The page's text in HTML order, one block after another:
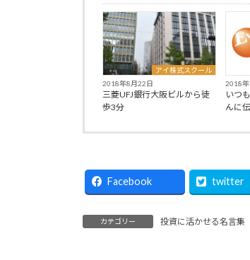
アイ株式スクール
2018年8月22日
三菱UFJ銀行大阪ビルから徒
歩3分
2018
いつ
んに
Facebook twitter
カテゴリー 投資に活かせる名言集